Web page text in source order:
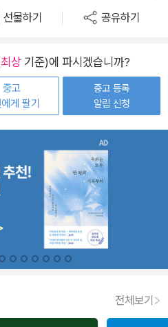
선물하기 공유하기
최상 기준)에 파시겠습니까?
중고
게 팔기
중고 등록
알림 신청
전체보기